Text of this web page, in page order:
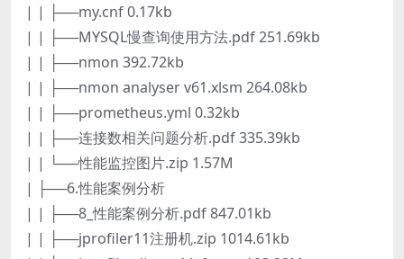
| | ├──my.cnf 0.17kb
| | ├──MYSQL慢查询使用方法.pdf 251.69kb
| | ├──nmon 392.72kb
| | ├──nmon analyser v61.xlsm 264.08kb
| | ├──prometheus.yml 0.32kb
| | ├──连接数相关问题分析.pdf 335.39kb
| | └──性能监控图片.zip 1.57M
| ├──6.性能案例分析
| | ├──8_性能案例分析.pdf 847.01kb
| | ├──jprofiler11注册机.zip 1014.61kb